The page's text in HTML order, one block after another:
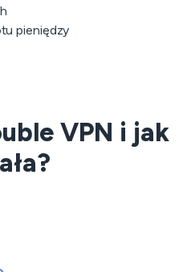
pieniędzy
VPN i jak